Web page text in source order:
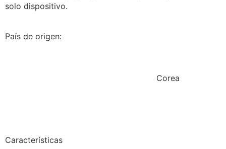
solo dispositivo.
País de origen:
Corea
Características